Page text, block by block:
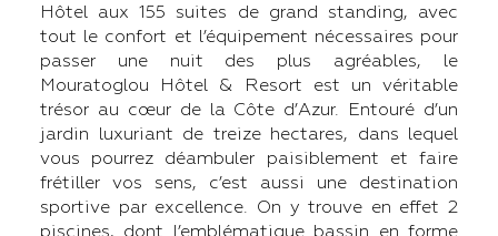
Hôtel aux 155 suites de grand standing, avec
tout le confort et l’équipement nécessaires pour
passer une nuit des plus agréables, le
Mouratoglou Hôtel & Resort est un véritable
trésor au cœur de la Côte d’Azur. Entouré d’un
jardin luxuriant de treize hectares, dans lequel
vous pourrez déambuler paisiblement et faire
frétiller vos sens, c’est aussi une destination
sportive par excellence. On y trouve en effet 2